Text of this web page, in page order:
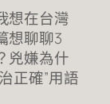
想在台灣
想聊聊3
兇嫌為什
正確”用語